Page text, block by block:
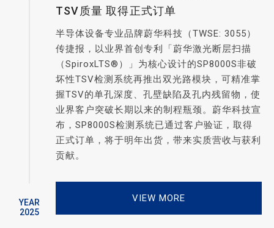
YEAR
2025
TSV质量 取得正式订单
半导体设备专业品牌蔚华科技（TWSE: 3055）
传捷报，以业界首创专利「蔚华激光断层扫描
（SpiroxLTS®）」为核心设计的SP8000S非破
坏性TSV检测系统再推出双光路模块，可精准掌
握TSV的单孔深度、孔壁缺陷及孔内残留物，使
业界客户突破长期以来的制程瓶颈。蔚华科技宣
布，SP8000S检测系统已通过客户验证，取得
正式订单，将于明年出货，带来实质营收与获利
贡献。
VIEW MORE